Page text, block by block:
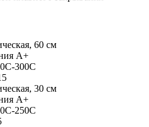
60 см
А+
300C
30 см
А+
250C